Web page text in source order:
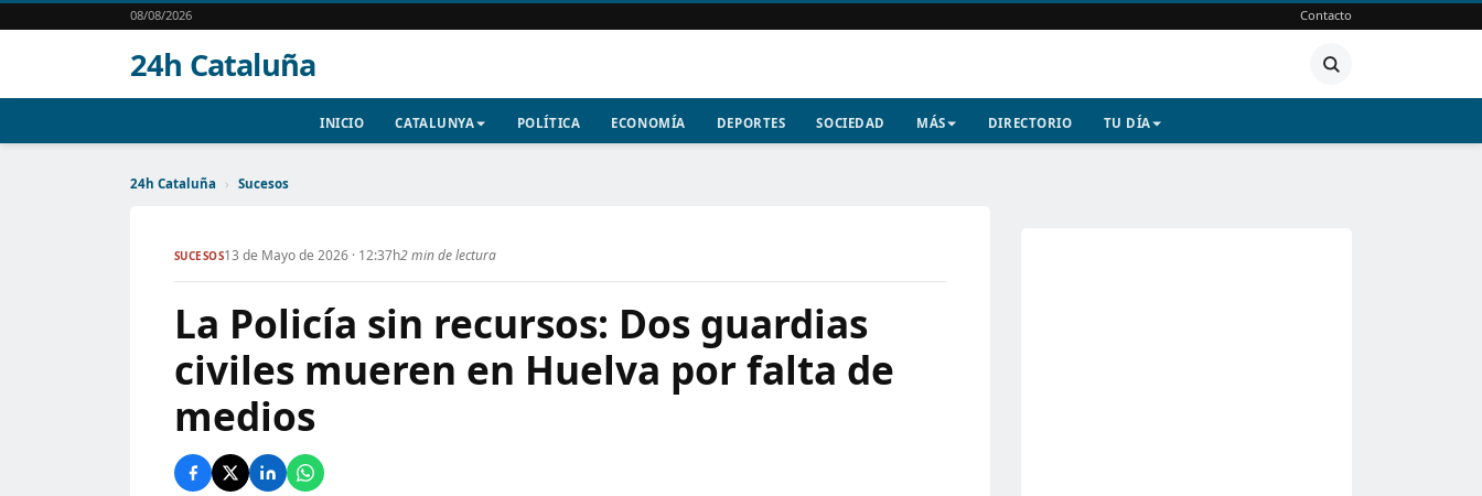
08/08/2026 Contacto
24h Cataluña
INICIO CATALUNYA POLÍTICA ECONOMÍA DEPORTES SOCIEDAD MÁS DIRECTORIO TU DÍA
24h Cataluña › Sucesos
SUCESOS13 de Mayo de 2026 · 12:37h2 min de lectura
La Policía sin recursos: Dos guardias
civiles mueren en Huelva por falta de
medios